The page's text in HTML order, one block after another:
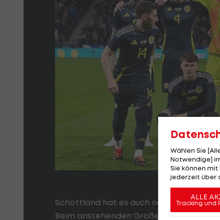
Schottland hat es auch nach der
Beim anstehenden Großereignis in
Wählen Sie
Notwendige]
Sie können
jederzeit über
ALLE
Tracking und